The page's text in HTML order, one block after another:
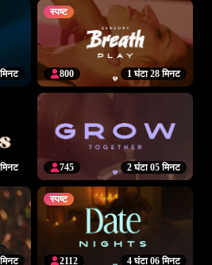
स्पष्ट
1 घंटा 28 मिनट
800
2 घंटा 05 मिनट
745
स्पष्ट
4 घंटा 06 मिनट
2112